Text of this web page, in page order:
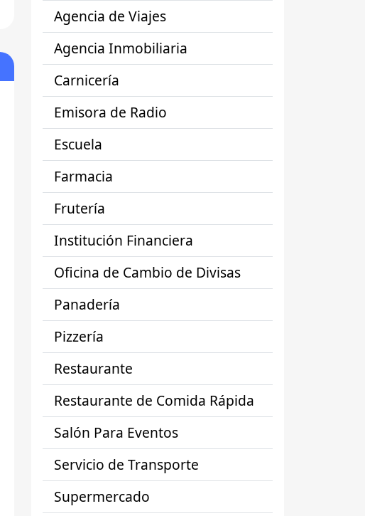
Agencia de Viajes
Agencia Inmobiliaria
Carnicería
Emisora de Radio
Escuela
Farmacia
Frutería
Institución Financiera
Oficina de Cambio de Divisas
Panadería
Pizzería
Restaurante
Restaurante de Comida Rápida
Salón Para Eventos
Servicio de Transporte
Supermercado